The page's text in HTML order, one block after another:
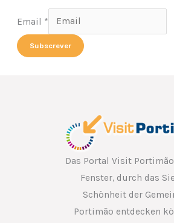
Email
Email *
Subscrever
Das Portal Visit
Fenster, durch das
Schönheit der
Portimão entdecken